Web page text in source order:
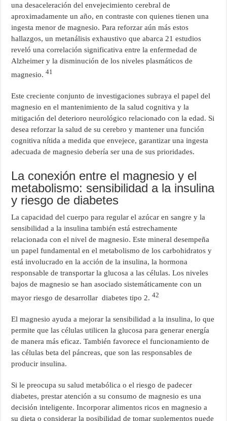
una desaceleración del envejecimiento cerebral de
aproximadamente un año, en contraste con quienes tienen una
ingesta menor de magnesio. Para reforzar aún más estos
hallazgos, un metanálisis exhaustivo que abarca 21 estudios
reveló una correlación significativa entre la enfermedad de
Alzheimer y la disminución de los niveles plasmáticos de
magnesio.41
Este creciente conjunto de investigaciones subraya el papel del
magnesio en el mantenimiento de la salud cognitiva y la
mitigación del deterioro neurológico relacionado con la edad. Si
desea reforzar la salud de su cerebro y mantener una función
cognitiva nítida a medida que envejece, garantizar una ingesta
adecuada de magnesio debería ser una de sus prioridades.
La conexión entre el magnesio y el
metabolismo: sensibilidad a la insulina
y riesgo de diabetes
La capacidad del cuerpo para regular el azúcar en sangre y la
sensibilidad a la insulina también está estrechamente
relacionada con el nivel de magnesio. Este mineral desempeña
un papel fundamental en el metabolismo de los carbohidratos y
está involucrado en la acción de la insulina, la hormona
responsable de transportar la glucosa a las células. Los niveles
bajos de magnesio se han asociado sistemáticamente con un
mayor riesgo de desarrollar diabetes tipo 2.42
El magnesio ayuda a mejorar la sensibilidad a la insulina, lo que
permite que las células utilicen la glucosa para generar energía
de manera más eficaz. También favorece el funcionamiento de
las células beta del páncreas, que son las responsables de
producir insulina.
Si le preocupa su salud metabólica o el riesgo de padecer
diabetes, prestar atención a su consumo de magnesio es una
decisión inteligente. Incorporar alimentos ricos en magnesio a
su dieta o considerar la posibilidad de tomar suplementos puede